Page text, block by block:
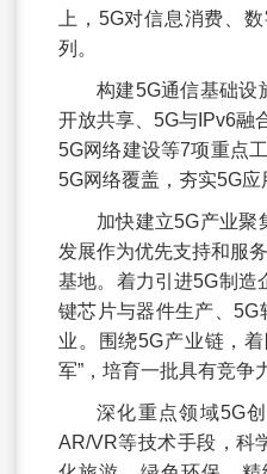
上，5G对信息消费、
列。
构建5G通信基础设
开放共享、5G与IPv6融
5G网络建设等7项重点
5G网络覆盖，夯实5G应
加快建立5G产业聚
发展作为优先支持和服
基地。着力引进5G制造
键芯片与器件生产、5G
业。围绕5G产业链，
军”，培育一批具有竞争
深化重点领域5G
AR/VR等技术手段，科